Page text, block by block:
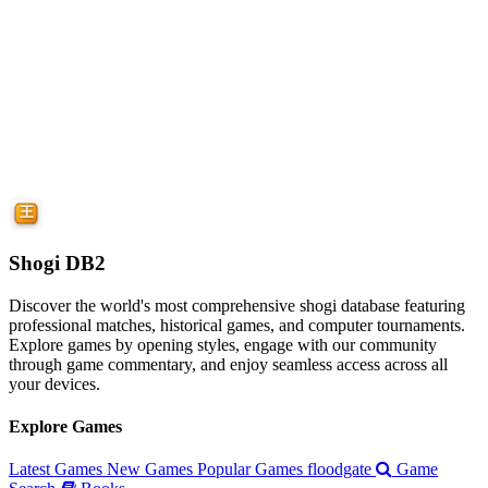
Shogi DB2
Discover the world's most comprehensive shogi database featuring
professional matches, historical games, and computer tournaments.
Explore games by opening styles, engage with our community
through game commentary, and enjoy seamless access across all
your devices.
Explore Games
Latest Games New Games Popular Games floodgate
Game